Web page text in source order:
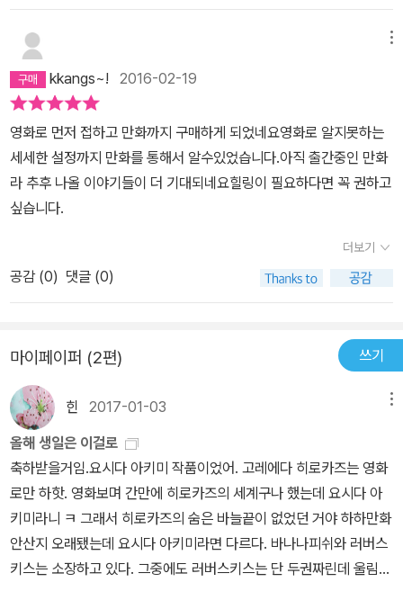
를 안쪽으로 밀어넣어 주는 느낌. 밤샘 근무로 몽롱한 상태에서 마시
는 한 잔의 뜨거운 코코아. 모니터에 몇 시간 동안 고정한 눈을 잠깐
들어 돌렸을 때 눈 앞에 환히 펼처지는 밤하늘. 바로 이런 것들. 순간
이지만, 나를 붙들어 놓는 것. 이 만화는 나에게 당분간은 그런 존재가
될 것 같다. 그리고, 나도... 이 만화의 세계를 소장하고 싶다.
kkangs~! 2016-02-19
영화로 먼저 접하고 만화까지 구매하게 되었네요영화로 알지못하는
세세한 설정까지 만화를 통해서 알수있었습니다.아직 출간중인 만화
라 추후 나올 이야기들이 더 기대되네요힐링이 필요하다면 꼭 권하고
싶습니다.
더보기
공감 (0) 댓글 (0)
마이페이퍼 (2편) 쓰기
힌 2017-01-03
올해 생일은 이걸로
축하받을거임.요시다 아키미 작품이었어. 고레에다 히로카즈는 영화
로만 하핫. 영화보며 간만에 히로카즈의 세계구나 했는데 요시다 아
키미라니 ㅋ 그래서 히로카즈의 숨은 바늘끝이 없었던 거야 하하만화
안산지 오래됐는데 요시다 아키미라면 다르다. 바나나피쉬와 러버스
키스는 소장하고 있다. 그중에도 러버스키스는 단 두권짜린데 울림이